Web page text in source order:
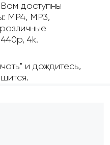
доступны
MP4, MP3,
4k.
и дождитесь,